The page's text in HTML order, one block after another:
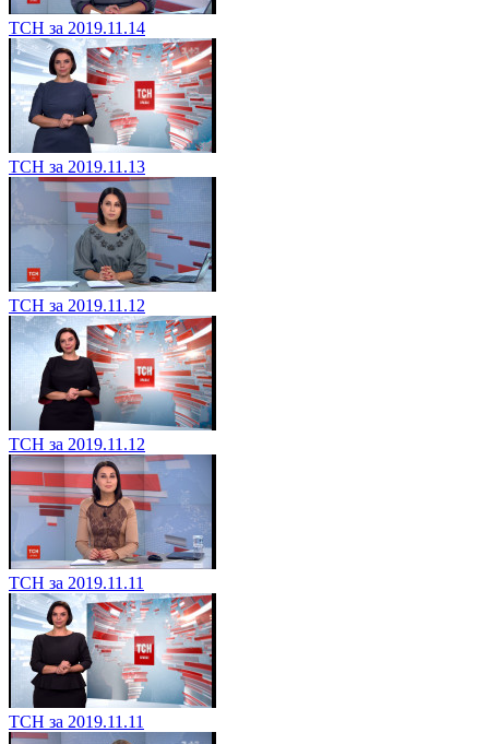
ТСН за 2019.11.14
ТСН за 2019.11.13
ТСН за 2019.11.12
ТСН за 2019.11.12
ТСН за 2019.11.11
ТСН за 2019.11.11